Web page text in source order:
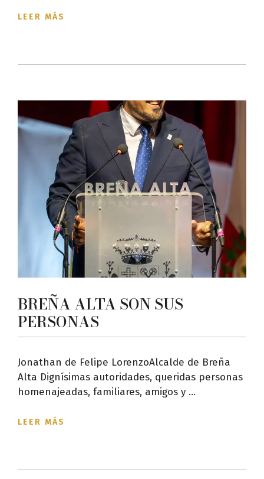
LEER MÁS
BREÑA ALTA SON SUS
PERSONAS
Jonathan de Felipe LorenzoAlcalde de Breña
Alta Dignísimas autoridades, queridas personas
homenajeadas, familiares, amigos y ...
LEER MÁS